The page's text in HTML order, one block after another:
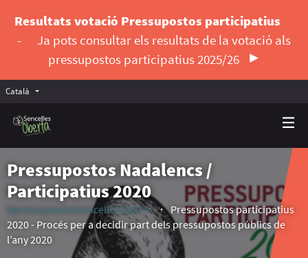
Resultats votació Pressupostos participatius
-
Ja pots consultar els resultats de la votació als
pressupostos participatius 2025/26
Català Triar la llengua
Pressupostos Nadalencs /
Participatius 2020
#pressupostosSencelles2020
(Enllaç extern)
Pressupostos participatius
2020 - Procés per a decidir part dels pressupostos públics de
l’any 2020